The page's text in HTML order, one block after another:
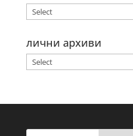
лични архиви